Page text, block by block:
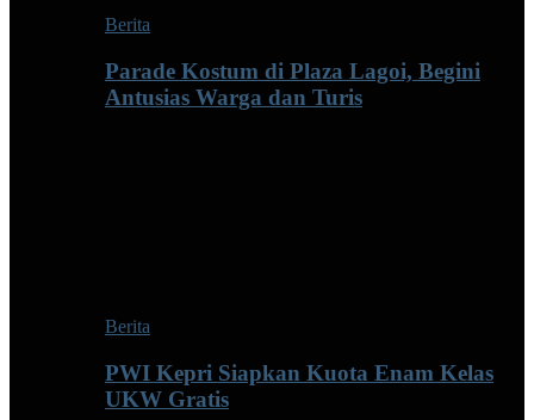
Berita
Parade Kostum di Plaza Lagoi, Begini
Antusias Warga dan Turis
Berita
PWI Kepri Siapkan Kuota Enam Kelas
UKW Gratis